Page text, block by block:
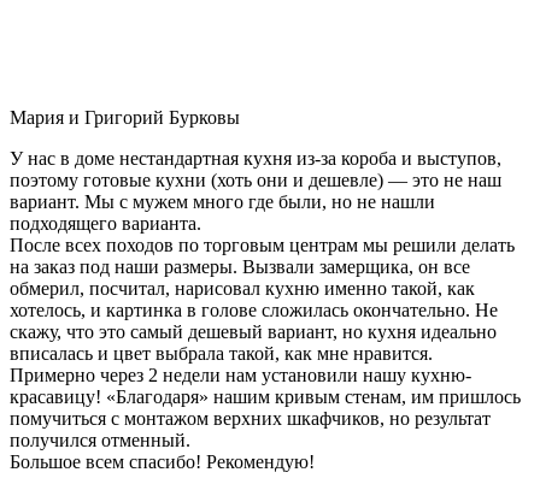
Мария и Григорий Бурковы
У нас в доме нестандартная кухня из-за короба и выступов,
поэтому готовые кухни (хоть они и дешевле) — это не наш
вариант. Мы с мужем много где были, но не нашли
подходящего варианта.
После всех походов по торговым центрам мы решили делать
на заказ под наши размеры. Вызвали замерщика, он все
обмерил, посчитал, нарисовал кухню именно такой, как
хотелось, и картинка в голове сложилась окончательно. Не
скажу, что это самый дешевый вариант, но кухня идеально
вписалась и цвет выбрала такой, как мне нравится.
Примерно через 2 недели нам установили нашу кухню-
красавицу! «Благодаря» нашим кривым стенам, им пришлось
помучиться с монтажом верхних шкафчиков, но результат
получился отменный.
Большое всем спасибо! Рекомендую!